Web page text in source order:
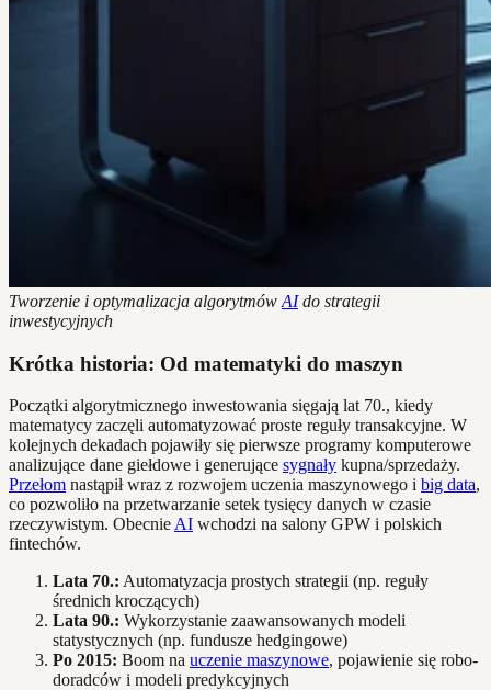
Tworzenie i optymalizacja algorytmów AIdo strategii
inwestycyjnych
Krótka historia: Od matematyki do maszyn
Początki algorytmicznego inwestowania sięgają lat 70., kiedy
matematycy zaczęli automatyzować proste reguły transakcyjne. W
kolejnych dekadach pojawiły się pierwsze programy komputerowe
analizujące dane giełdowe i generujące sygnały kupna/sprzedaży.
Przełom nastąpił wraz z rozwojem uczenia maszynowego i big data,
co pozwoliło na przetwarzanie setek tysięcy danych w czasie
rzeczywistym. Obecnie AI wchodzi na salony GPW i polskich
fintechów.
Lata 70.: Automatyzacja prostych strategii (np. reguły
średnich kroczących)
Lata 90.: Wykorzystanie zaawansowanych modeli
statystycznych (np. fundusze hedgingowe)
Po 2015: Boom na uczenie maszynowe, pojawienie się robo-
doradców i modeli predykcyjnych